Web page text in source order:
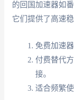
的回国加速器如
它们提供了高速
免费加速
付费替代
接。
适合频繁